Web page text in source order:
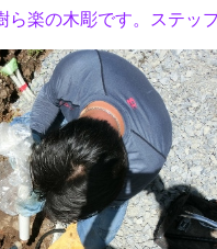
楽の木彫です。ステッ